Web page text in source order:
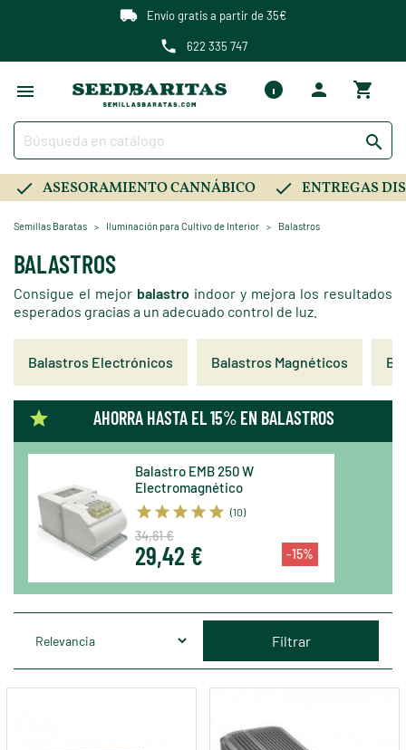
Envío gratis a partir de 35€
622 335 747

ASESORAMIENTO CANNÁBICO ENTREGAS
Semillas Baratas Iluminación para Cultivo de Interior Balastros
BALASTROS
Consigue el mejor balastro indoor y mejora los resultados
esperados gracias a un adecuado control de luz.
Balastros Electrónicos Balastros Magnéticos
AHORRA HASTA EL 15% EN BALASTROS
Balastro EMB 250 W
Electromagnético
(10)
34,61 €
29,42 € -15%
Filtrar